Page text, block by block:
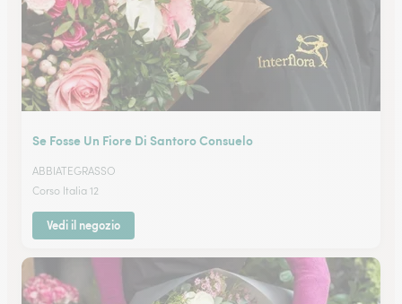
Se Fosse Un Fiore Di Santoro Consuelo
ABBIATEGRASSO
Corso Italia 12
Vedi il negozio